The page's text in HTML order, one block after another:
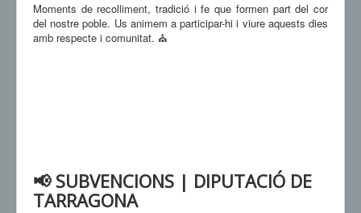
Moments de recolliment, tradició i fe que formen part del cor
del nostre poble. Us animem a participar-hi i viure aquests dies
amb respecte i comunitat. ⛪
📢 SUBVENCIONS | DIPUTACIÓ DE
TARRAGONA